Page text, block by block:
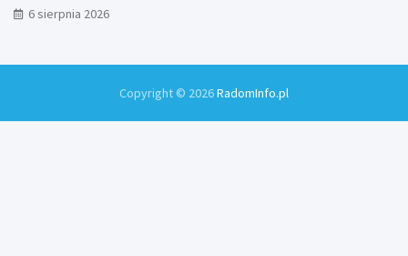
6 sierpnia 2026
Copyright © 2026RadomInfo.pl